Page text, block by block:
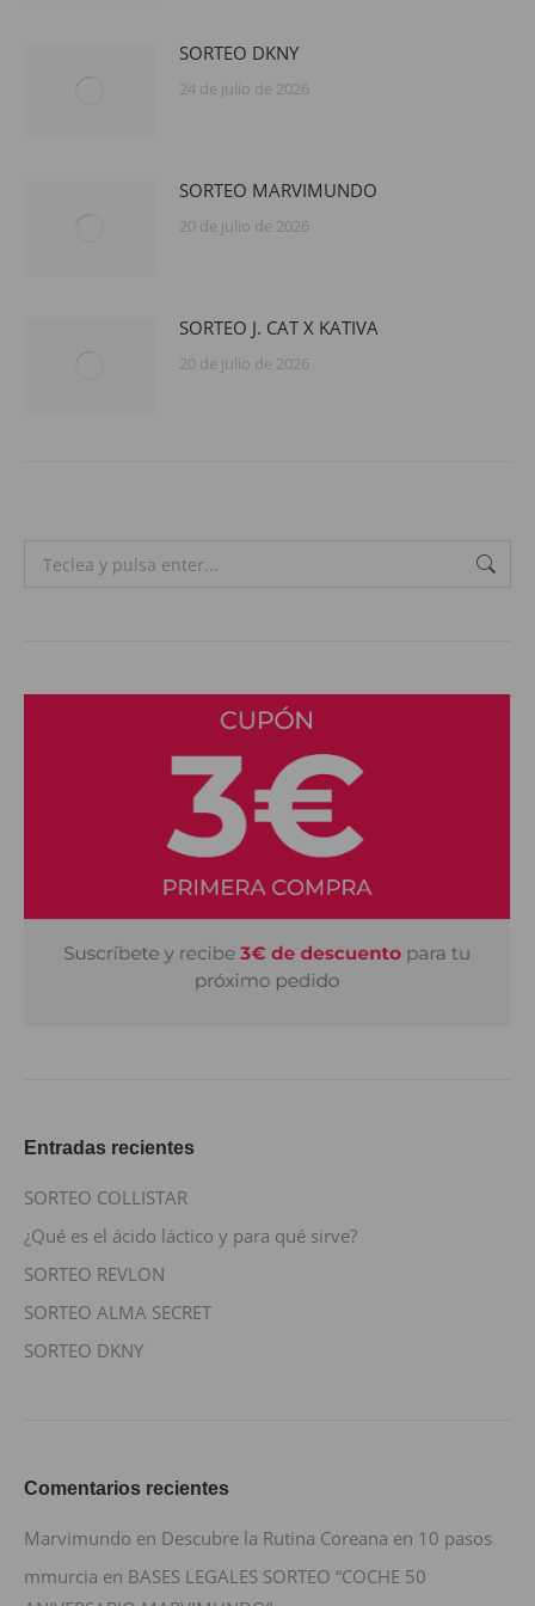
SORTEO DKNY
24 de julio de 2026
SORTEO MARVIMUNDO
20 de julio de 2026
SORTEO J. CAT X KATIVA
20 de julio de 2026
Search:
Entradas recientes
SORTEO COLLISTAR
¿Qué es el ácido láctico y para qué sirve?
SORTEO REVLON
SORTEO ALMA SECRET
SORTEO DKNY
Comentarios recientes
Marvimundo en Descubre la Rutina Coreana en 10 pasos
mmurcia en BASES LEGALES SORTEO “COCHE 50